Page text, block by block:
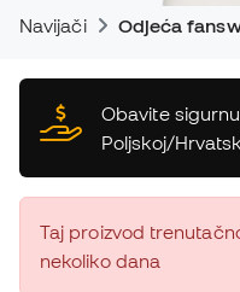
Navijači Odjeća
Obavite
Poljskoj/
Taj proizvod
nekoliko dana